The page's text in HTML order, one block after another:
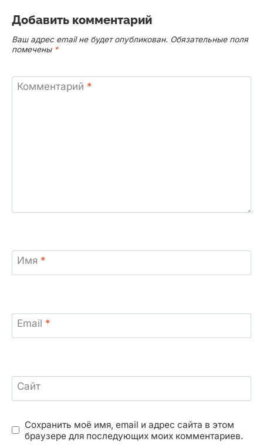
Добавить комментарий
Ваш адрес email не будет опубликован. Обязательные поля
помечены *
Комментарий *
Имя *
Email *
Сайт
Сохранить моё имя, email и адрес сайта в этом
браузере для последующих моих комментариев.